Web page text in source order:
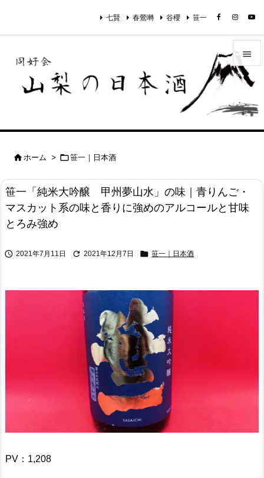




七賢 春鶯囀 谷櫻 笹一
 ホーム > 笹一｜日本酒
笹一「純米大吟醸 甲州夢山水」の味｜青りんご・
マスカット系の味と香りに強めのアルコールと甘味
とろみ強め
 2021年7月11日  2021年12月7日  笹一｜日本酒
PV： 1,208